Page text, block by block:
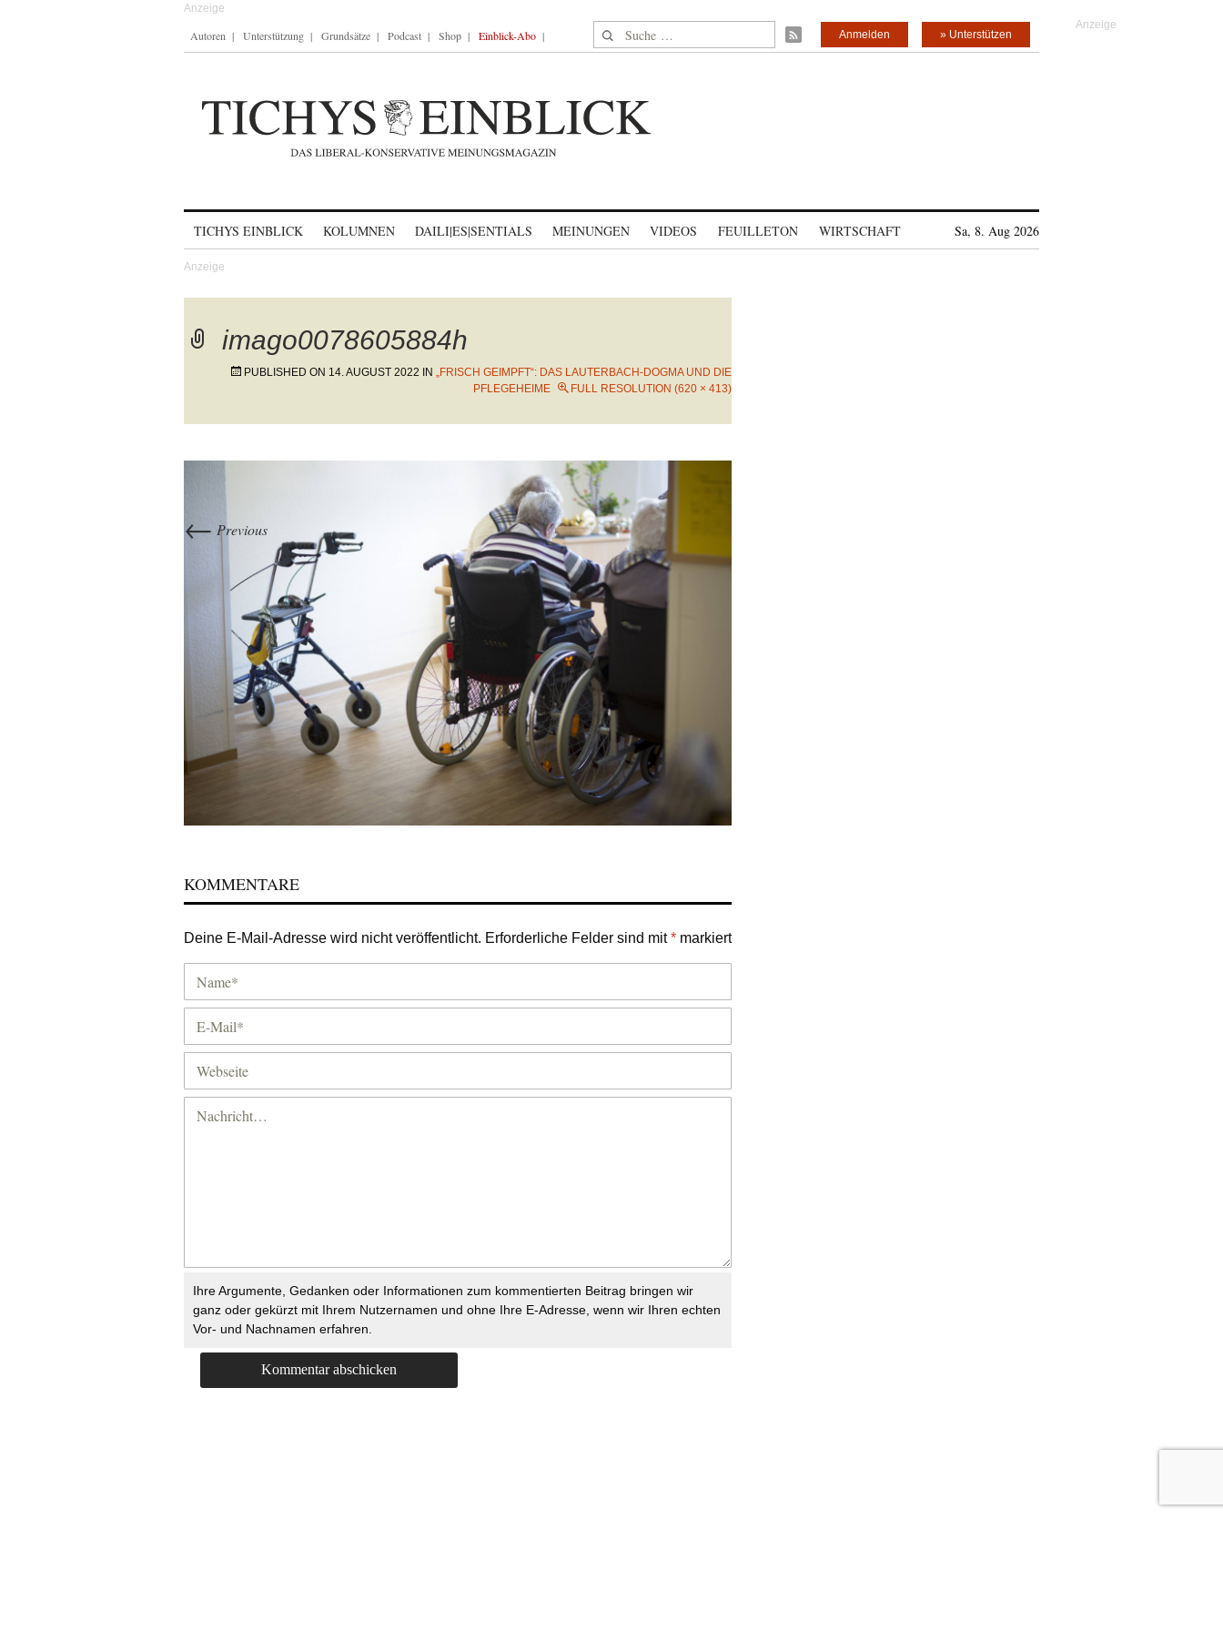
Autoren Unterstützung Grundsätze Podcast Shop Einblick-Abo Suche nach: » Unterstützen
Anmelden
TICHYS EINBLICK KOLUMNEN DAILI|ES|SENTIALS MEINUNGEN VIDEOS FEUILLETON WIRTSCHAFT Sa, 8. Aug 2026
imago0078605884h
PUBLISHED ON 14. AUGUST 2022 IN „FRISCH GEIMPFT“: DAS LAUTERBACH-DOGMA UND DIE
PFLEGEHEIME
FULL RESOLUTION (620 × 413)
← Previous
KOMMENTARE
Deine E-Mail-Adresse wird nicht veröffentlicht. Erforderliche Felder sind mit* markiert
Ihre Argumente, Gedanken oder Informationen zum kommentierten Beitrag bringen wir
ganz oder gekürzt mit Ihrem Nutzernamen und ohne Ihre E-Adresse, wenn wir Ihren echten
Vor- und Nachnamen erfahren.